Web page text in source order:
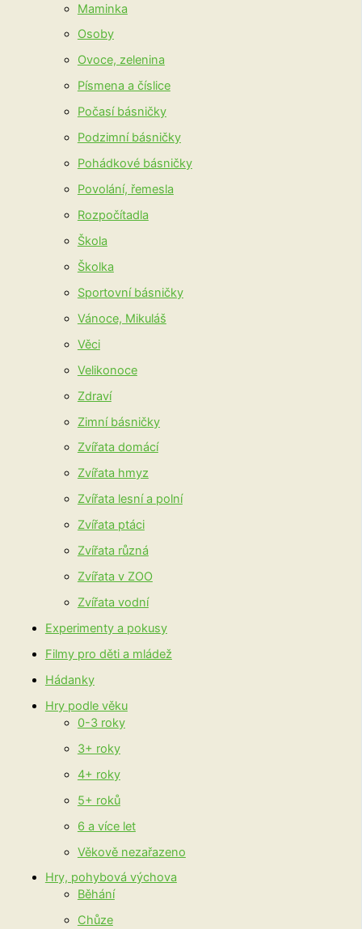
Maminka
Osoby
Ovoce, zelenina
Písmena a číslice
Počasí básničky
Podzimní básničky
Pohádkové básničky
Povolání, řemesla
Rozpočítadla
Škola
Školka
Sportovní básničky
Vánoce, Mikuláš
Věci
Velikonoce
Zdraví
Zimní básničky
Zvířata domácí
Zvířata hmyz
Zvířata lesní a polní
Zvířata ptáci
Zvířata různá
Zvířata v ZOO
Zvířata vodní
Experimenty a pokusy
Filmy pro děti a mládež
Hádanky
Hry podle věku
0-3 roky
3+ roky
4+ roky
5+ roků
6 a více let
Věkově nezařazeno
Hry, pohybová výchova
Běhání
Chůze